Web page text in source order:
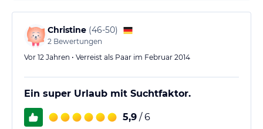
Christine (46-50)
2 Bewertungen
Vor 12 Jahren • Verreist als Paar im Februar 2014
Ein super Urlaub mit Suchtfaktor.
5,9 / 6